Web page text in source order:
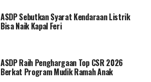
ASDP Sebutkan Syarat Kendaraan Listrik
Bisa Naik Kapal Feri
ASDP Raih Penghargaan Top CSR 2026
Berkat Program Mudik Ramah Anak